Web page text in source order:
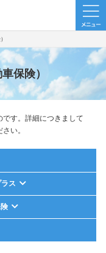
保険）
す。詳細につきまして
い。
ス